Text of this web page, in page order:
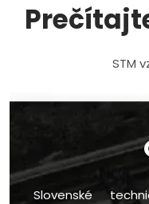
STM
Slovenské